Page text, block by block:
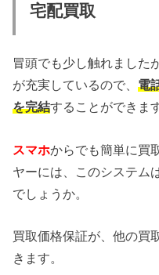
宅配買取
冒頭でも少し触れました
が充実しているので、電
を完結することができま
スマホからでも簡単に買
ヤーには、このシステム
でしょうか。
買取価格保証が、他の買
きます。